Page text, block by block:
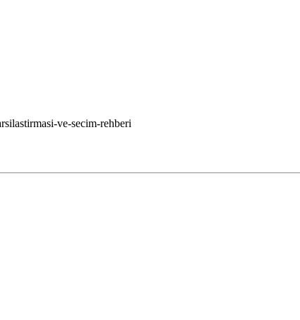
ve-secim-rehberi